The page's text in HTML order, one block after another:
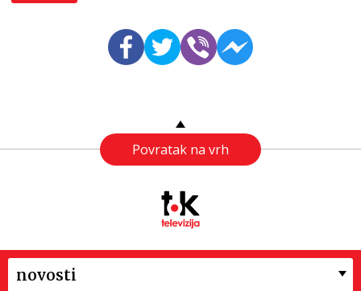
Povratak na vrh
novosti